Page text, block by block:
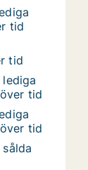
tid
tid
tid
tid